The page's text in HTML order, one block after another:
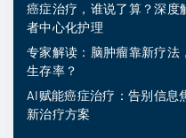
癌症治疗，谁说了算？深度
者中心化护理
专家解读：脑肿瘤靠新疗法
生存率？
AI赋能癌症治疗：告别信息
新治疗方案